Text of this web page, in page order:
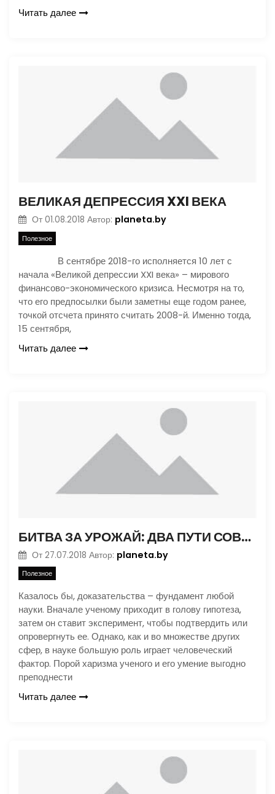
Читать далее
ВЕЛИКАЯ ДЕПРЕССИЯ XXI ВЕКА
От 01.08.2018 Автор: planeta.by
Полезное
В сентябре 2018-го исполняется 10 лет с
начала «Великой депрессии XXI века» – мирового
финансово-экономического кризиса. Несмотря на то,
что его предпосылки были заметны еще годом ранее,
точкой отсчета принято считать 2008-й. Именно тогда,
15 сентября,
Читать далее
БИТВА ЗА УРОЖАЙ: ДВА ПУТИ СОВЕТСКОЙ БИОЛОГИИ
От 27.07.2018 Автор: planeta.by
Полезное
Казалось бы, доказательства – фундамент любой
науки. Вначале ученому приходит в голову гипотеза,
затем он ставит эксперимент, чтобы подтвердить или
опровергнуть ее. Однако, как и во множестве других
сфер, в науке большую роль играет человеческий
фактор. Порой харизма ученого и его умение выгодно
преподнести
Читать далее